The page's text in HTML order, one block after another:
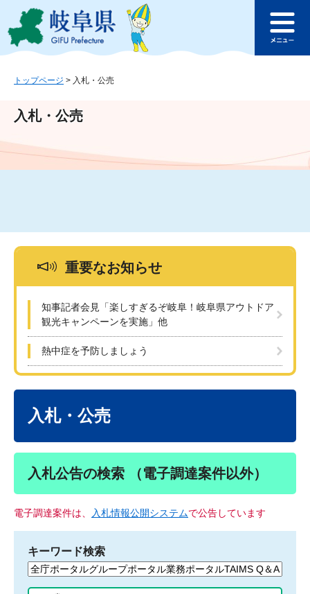
ジ
ュ
文
このページの本文へ
ュ
トップページ > 入札・公売
入札・公売
重要なお知らせ
知事記者会見「楽しすぎるぞ岐阜！岐阜県アウトドア
観光キャンペーンを実施」他
熱中症を予防しましょう
入札・公売
入札公告の検索 （電子調達案件以外）
電子調達案件は、 入札情報公開システムで公告しています
キーワード検索
検